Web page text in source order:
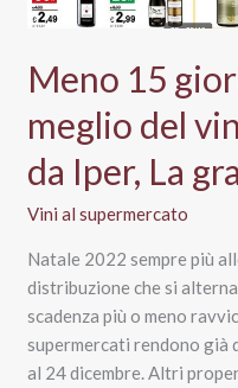
Vinialsuper
Meno 15
meglio del
da Iper, La
Vini al supermercato
Natale 2022 sempre più
distribuzione che si
scadenza più o meno
supermercati rendono
al 24 dicembre. Altri